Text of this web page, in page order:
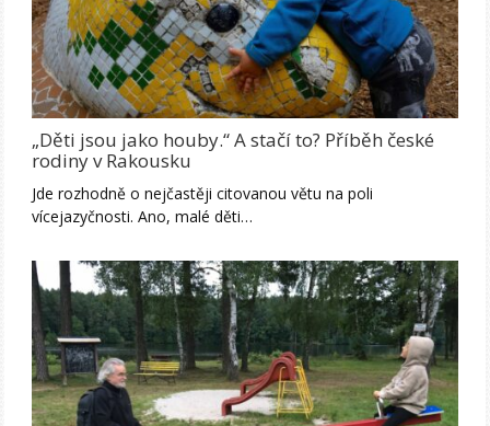
„Děti jsou jako houby.“ A stačí to? Příběh české
rodiny v Rakousku
Jde rozhodně o nejčastěji citovanou větu na poli
vícejazyčnosti. Ano, malé děti…